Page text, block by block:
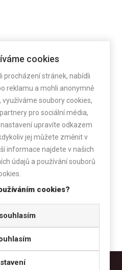
Vám zpět.
cookies
procházení stránek, nabídli
reklamu a mohli anonymně
soubory cookies,
pro sociální média,
upravíte odkazem
jej můžete změnit v
informace najdete v našich
údajů a používání souborů
cookies?